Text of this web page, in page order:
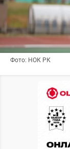
Фото: НОК РК